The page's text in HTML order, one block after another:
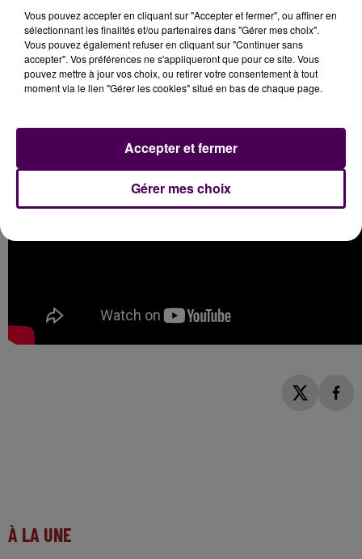
Le titre You Too de Para One, sorti en 2014 :
À LA UNE
Vous pouvez accepter en cliquant sur "Accepter et fermer", ou affiner en
sélectionnant les finalités et/ou partenaires dans "Gérer mes choix".
Vous pouvez également refuser en cliquant sur "Continuer sans
accepter". Vos préférences ne s'appliqueront que pour ce site. Vous
pouvez mettre à jour vos choix, ou retirer votre consentement à tout
moment via le lien "Gérer les cookies" situé en bas de chaque page.
Gérer mes choix
Accepter et fermer